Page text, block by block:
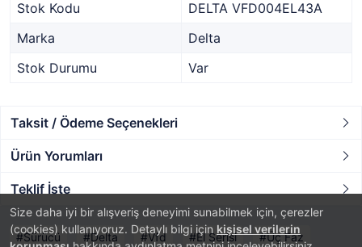
Size daha iyi bir alışveriş deneyimi sunabilmek için, çerezler
(cookies) kullanıyoruz. Detaylı bilgi için kişisel verilerin
Stok Kodu
DELTA VFD004EL43A
Marka
Delta
Stok Durumu
Var
Taksit / Ödeme Seçenekleri
Ürün Yorumları
Teklif İste
Sürücü Delta Vfd El Serisi Üç Faz